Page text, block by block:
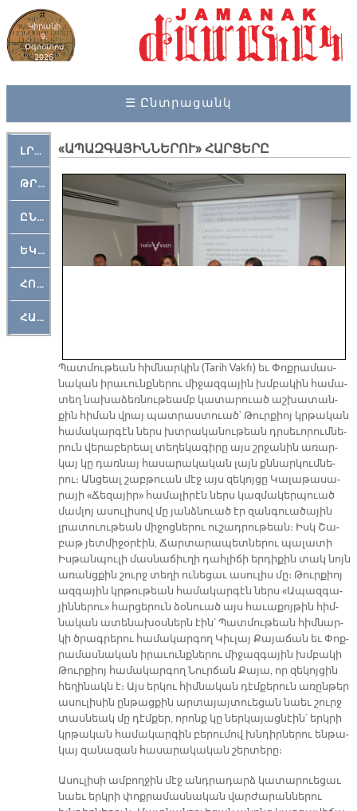
Կիրակի
9,
Օգոստոս
2026
☰ Ընտրացանկ
ԼՐԱՀՈՍ
ԹՐՔԱՀԱՅ ԿԵԱՆՔ
ԸՆԿԵՐԱՄՇԱԿՈՒԹԱՅԻՆ
ԵԿԵՂԵՑԱԿԱՆ
ՀՈԳԵՄՏԱՒՈՐ
ՀԱՐԹԱԿ
«ԱՊԱԶԳԱՅԻՆՆԵՐՈՒ» ՀԱՐՑԵՐԸ
Պատ­մու­թեան հիմ­նար­կին (Tarih Vakfı) եւ Փոք­րա­մաս­
նա­կան ի­րա­ւունք­նե­րու մի­ջազ­գա­յին խմբա­կին հա­մա­
տեղ նա­խա­ձեռ­նու­թեամբ կա­տա­րուած աշ­խա­տան­
քին հի­ման վրայ պատ­րաս­տուած՝ Թուր­քիոյ կրթա­կան
հա­մա­կար­գէն ներս խտրա­կա­նու­թեան դրսե­ւո­րում­նե­
րուն վե­րա­բե­րեալ տե­ղե­կա­գի­րը այս շրջա­նին ա­ռար­
կայ կը դառ­նայ հա­սա­րա­կա­կան լայն քննար­կում­նե­
րու։ Ան­ցեալ շաբ­թուան մէջ այս զե­կոյ­ցը Կա­լա­թա­սա­
րա­յի «Ճե­զա­յիր» հա­մա­լի­րէն ներս կազ­մա­կեր­պուած
մամ­լոյ ա­սու­լի­սով մը յանձ­նուած էր զան­գուա­ծա­յին
լրա­տուու­թեան մի­ջոց­նե­րու ու­շադ­րու­թեան։ Իսկ Շա­
բաթ յետ­մի­ջօ­րէին, Ճար­տա­րա­պետ­նե­րու պա­լա­տի
Իս­թան­պու­լի մաս­նա­ճիւ­ղի դահ­լի­ճի եր­դի­քին տակ նոյն
ա­ռանց­քին շուրջ տե­ղի ու­նե­ցաւ ա­սու­լիս մը։ Թուր­քիոյ
ազ­գա­յին կրթու­թեան հա­մա­կար­գէն ներս «Ա­պազ­գա­
յին­նե­րու» հար­ցե­րուն ձօ­նուած այս հա­ւա­քոյ­թին հիմ­
նա­կան ա­տե­նա­խօս­ներն էին՝ Պատ­մու­թեան հիմ­նար­
կի ծրագ­րե­րու հա­մա­կար­գող Կիւ­լայ Քա­յա­ճան եւ Փոք­
րա­մաս­նա­կան ի­րա­ւունք­նե­րու մի­ջազ­գա­յին խմբա­կի
Թուր­քիոյ հա­մա­կար­գող Նուր­ճան Քա­յա, որ զե­կոյ­ցին
հե­ղի­նակն է։ Այս եր­կու հիմ­նա­կան դէմ­քե­րուն ա­ռըն­թեր
ա­սու­լի­սին ըն­թաց­քին ար­տա­յայ­տուե­ցան նաեւ շուրջ
տաս­նեակ մը դէմ­քեր, ո­րոնք կը ներ­կա­յաց­նէին՝ երկ­րի
կրթա­կան հա­մա­կար­գին բե­րու­մով խնդիր­նե­րու են­թա­
կայ զա­նա­զան հա­սա­րա­կա­կան շեր­տե­րը։
Ա­սու­լի­սի ամ­բող­ջին մէջ անդ­րա­դարձ կա­տա­րուե­ցաւ
նաեւ երկ­րի փոք­րա­մաս­նա­կան վար­ժա­րան­նե­րու